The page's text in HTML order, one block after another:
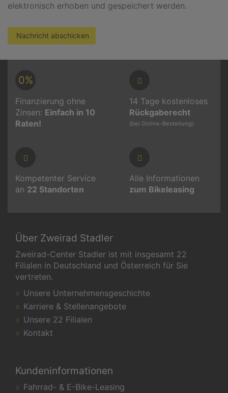
elektronisch erhoben und gespeichert werden.
Nachricht abschicken
0%
Finanzierung ohne
Zinsen: Einfach in 10
Raten!
14 Tage kostenloses
Rückgaberecht
(bei Online-Bestellung)
Kompetenter Service
an 22 Standorten
Alle Informationen
zum Bikeleasing
Über Zweirad Stadler
Zweirad-Center Stadler ist mit insgesamt 22
Filialen in Deutschland und Österreich für Sie
vertreten.
Unsere Unternehmensgeschichte
Karriere & Stellenangebote
Unsere 22 Filialen
Kontakt
Kundeninformationen
Fahrrad- & E-Bike-Leasing